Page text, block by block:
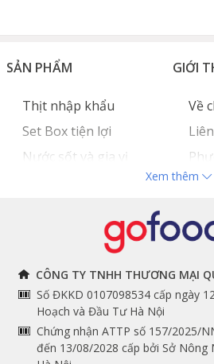
Sườn hoàng đế bò
Sườn rút xương bò
Gofood có đủ các phần thịt
biến bít tết, bao gồm: thăn
lõi nạc vai,...
SẢN PHẨM
Thịt nhập khẩu
Set Box tiện lợi
Nước sốt và gia vị
GIỚI
Về
toán
THÔNG TIN
Chính sách và quy định
chung
Hướng dẫn đặt hàng
THEO
Xem thêm
CÔNG TY TNHH THƯƠNG MẠI
Số ĐKKD 0107098534 cấp ngày
Hoạch và Đầu Tư Hà Nội
Chứng nhận ATTP số 157/2025/
đến 13/08/2028 cấp bởi Sở Nông